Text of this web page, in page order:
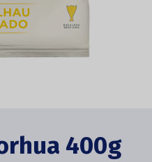
400g